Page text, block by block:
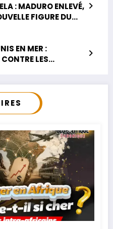
: MADURO ENLEVÉ,
FIGURE DU
EN MER :
LES